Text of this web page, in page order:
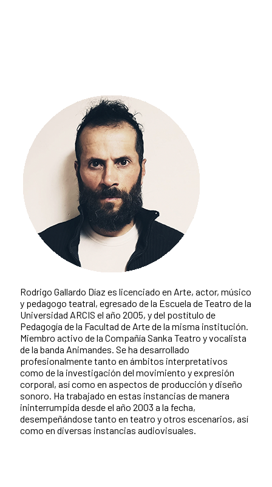
Rodrigo Gallardo Díaz es licenciado en Arte, actor, músico
y pedagogo teatral, egresado de la Escuela de Teatro de la
Universidad ARCIS el año 2005, y del postítulo de
Pedagogía de la Facultad de Arte de la misma institución.
Miembro activo de la Compañía Sanka Teatro y vocalista
de la banda Animandes. Se ha desarrollado
profesionalmente tanto en ámbitos interpretativos
como de la investigación del movimiento y expresión
corporal, así como en aspectos de producción y diseño
sonoro. Ha trabajado en estas instancias de manera
ininterrumpida desde el año 2003 a la fecha,
desempeñándose tanto en teatro y otros escenarios, así
como en diversas instancias audiovisuales.